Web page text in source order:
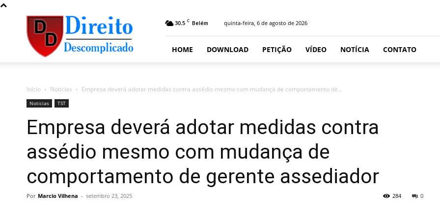
Direito
Descomplicado
30.5 C Belém quinta-feira, 6 de agosto de 2026
HOME DOWNLOAD PETIÇÃO VÍDEO NOTÍCIA CONTATO
Início Noticias Empresa deverá adotar medidas contra assédio mesmo com mudança de comportamento de...
Noticias TST
Empresa deverá adotar medidas contra
assédio mesmo com mudança de
comportamento de gerente assediador
Por Marcio Vilhena - setembro 23, 2025 0
284